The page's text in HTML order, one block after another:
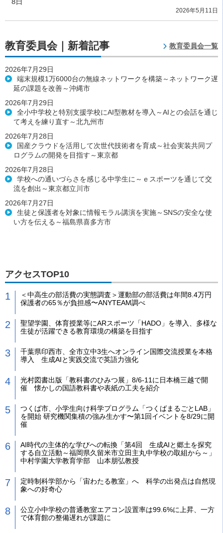
2026年5月11日
教育委員会｜新着記事 教育委員会一覧
2026年7月29日
端末規模1万6000台の無線ネットワークを構築～ネットワーク遅
延の課題を改善～沖縄市
2026年7月29日
全小中学校と特別支援学校にAI型教材を導入～AIとの会話を通じ
て考えを練り直す～北九州市
2026年7月28日
国産クラウドを活用して次世代技術者を育成～社会実装共同プ
ログラムの開発を目指す～東京都
2026年7月28日
学校への通いづらさを感じる中学生に～ｅスポーツを通じて交
流を創出～東京都立川市
2026年7月27日
生徒と保護者を対象に情報モラル講演を実施～SNSの安全な使
い方を伝える～福島県喜多方市
アクセスTOP10
＜中高生の部活費の実態調査＞運動部の部活費は年間8.4万円
保護者の65％が負担感〜ANYTEAM調べ
聖望学園、体育授業等にARスポーツ「HADO」を導入、多様な
生徒が活躍できる教育環境の構築を目指す
千葉県印西市、全市立中3生へオンライン国際交流授業を本格
導入 生成AIと実践交流で英語力強化
光村図書出版「教科書のひみつ展」8/6-11に日本橋三越で開
催 懐かしの国語教科書や表紙の工夫を紹介
つくば市、小学生向け科学プログラム「つくばまるごとLAB」
を開始 研究機関集積の強み生かす〜第1回イベントを8/29に開
催
AI時代の主体的な学びへの転換「第4回 生成AIと郷土を探究
する自立活動～福岡県久留米市立田主丸中学校の取組から～」
中村学園大学教育学部 山本朋弘教授
定時制科学部から「宙わたる教室」へ 科学の出発点は自然現
象への好奇心
公立小中学校の普通教室エアコン設置率は99.6%に上昇、一方
で体育館の整備遅れが課題に